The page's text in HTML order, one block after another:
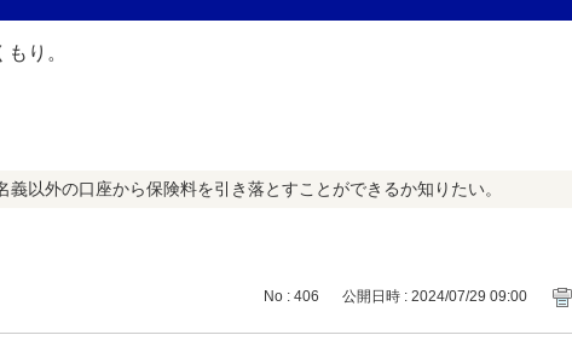
義以外の口座から保険料を引き落とすことができるか知りたい。
No : 406 公開日時 : 2024/07/29 09:00